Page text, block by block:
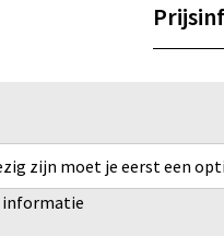
zijn moet je eerst een
informatie